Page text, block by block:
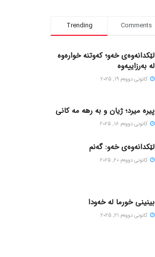
Trending Comments
لێکدانەوەی خەو؛ کەوتنە خوارەوە
لە بەرزاییەوە
كانونی دووه‌م 19, 2025
پیره میرد؛ ژیان و به رهه مه کانی
كانونی دووه‌م 16, 2025
لێکدانەوەی خەو: گەنم
كانونی دووه‌م 20, 2025
بینینی خورما لە خەودا
كانونی دووه‌م 21, 2025